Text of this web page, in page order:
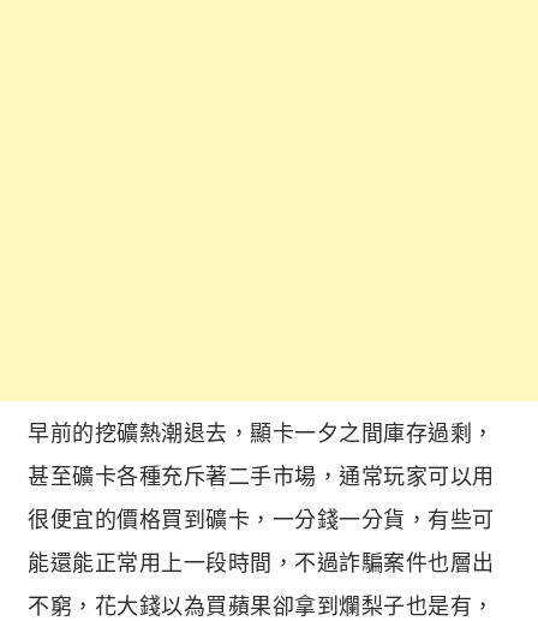
早前的挖礦熱潮退去，顯卡一夕之間庫存過剩，
甚至礦卡各種充斥著二手市場，通常玩家可以用
很便宜的價格買到礦卡，一分錢一分貨，有些可
能還能正常用上一段時間，不過詐騙案件也層出
不窮，花大錢以為買蘋果卻拿到爛梨子也是有，